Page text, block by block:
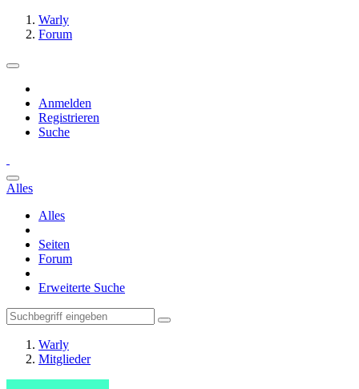
Warly
Forum
Anmelden
Registrieren
Suche
Alles
Alles
Seiten
Forum
Erweiterte Suche
Warly
Mitglieder